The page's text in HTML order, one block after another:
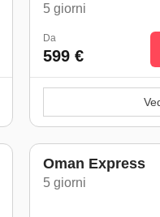
5 giorni
Da
599 €
Oman Express
5 giorni